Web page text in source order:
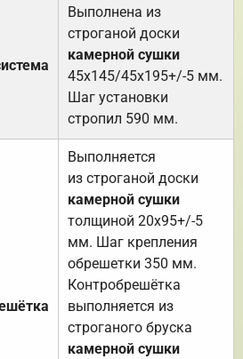
Выполнена из
строганой доски
камерной сушки
45х145/45х195+/-5 мм.
Шаг установки
стропил 590 мм.
Выполняется
из строганой доски
камерной сушки
толщиной 20х95+/-5
мм. Шаг крепления
обрешетки 350 мм.
Контробрешётка
выполняется из
строганого бруска
камерной сушки